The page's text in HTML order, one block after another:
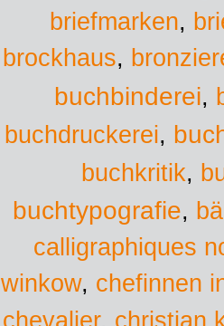
briefmarken,
brockhaus,
buchbinderei,
buchdruckerei,
buchkritik,
buchtypografie,
calligraphiques
winkow, chefinnen
chevalier, christian